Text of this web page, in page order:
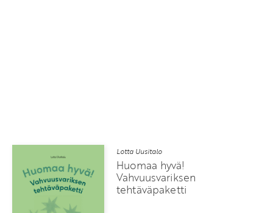
Lotta Uusitalo
Huomaa hyvä!
Vahvuusvariksen
tehtäväpaketti